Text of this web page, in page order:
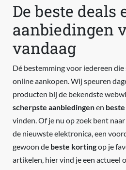
De beste deals
aanbiedingen
vandaag
Dé bestemming voor iedereen die
online aankopen. Wij speuren
producten bij de bekendste
scherpste aanbiedingenen
vinden. Of je nu op zoek bent
de nieuwste elektronica, een
gewoon de beste kortingop je
artikelen, hier vind je een actueel